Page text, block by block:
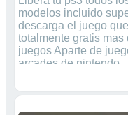
modelos incluido
descarga el juego
totalmente gratis mas
juegos Aparte de
arcades de nintendo ,
etc